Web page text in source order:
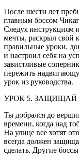
После шести лет
главным боссом
Следуя инструкциям
мечты, раскрыл свой
правильные уроки,
и настроил себя на
завистливые
пережить
урок из руководства.
УРОК 5.
Ты добрался до
времени, когда над
На улице все хотят
всегда должен
сделать. Другие